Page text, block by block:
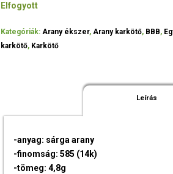
Elfogyott
Kategóriák:Arany ékszer,Arany karkötő, BBB,
karkötő, Karkötő
Leírás
-anyag: sárga arany
-finomság: 585 (14k)
-tömeg: 4,8g